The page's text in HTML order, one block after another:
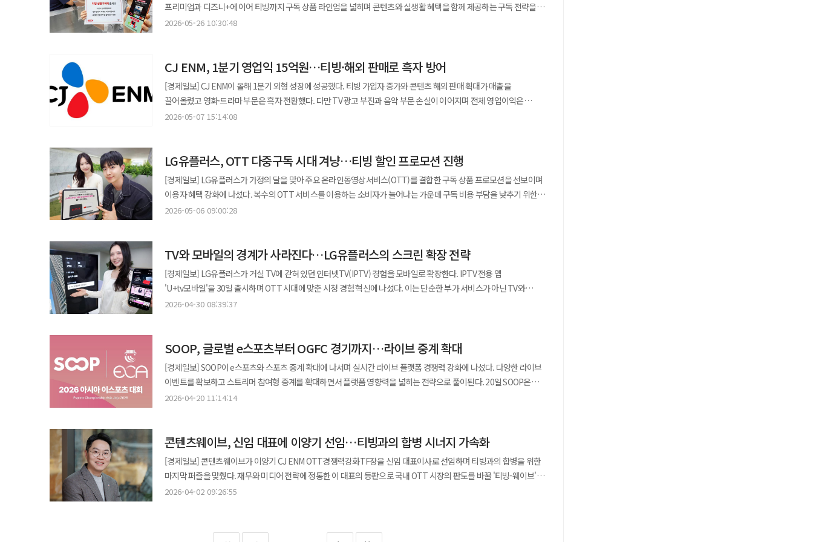
된다. ◆ 티빙은 전수 통지, 제휴사는 공동 대응체계 마련해야 티빙은 현재 별도 조회 페이지를 통해 이용자가 자신의
유출 여부와 항목을 확인하도록 하고 있다. 홈 화면에는 비밀번호 변경 안내도 게시했다. 다음 단계는 가입 경로별 피해
원인이 접근키나 인증정보 관리 문제로 드러날 경우 개발 코드와 외부 저장소에 대한 비밀정보 탐지 체계도 전면
재정비해야 한다. KT와 네이버, 카카오 등 제휴사도 티빙의 안내에만 맡기기보다 자체 고객 채널을 통해 유출 조회
방법과 피싱 예방 수칙을 전달할 필요가 있다. 향후 제휴 계약에는 △보안 수준 사전 심사 △최소한의 정보만 수집 △
제휴 종료 시 정보 파기 △사고 즉시 제휴사에 통보 △공동 이용자 안내와 피해 구제 절차를 명시하는 방안이 요구된다.
한다. 이정헌 의원은 “개인정보 유출의 직접적인 당사자가 아니더라도 제휴 서비스를 제공하거나 연계한 기업 역시 고객
보호와 안내 책임에서 자유로울 수 없다”며 “정부가 제휴 기업의 책임을 포함한 제도 개선 방안을 마련해야 한다”고
말했다.
고객의 다양한 외환 수요를 반영해 서비스를 지속적으로 고도화하겠다"고 말했다.
옮겨가고 있음을 보여준다. 초기에는 직원 개인이 챗봇으로 문서를 쓰거나 자료를 찾는 수준이었다면 이제는 기업이
보안과 권한 관리, 내부 시스템 연동, 업무 프로세스 재설계까지 포함해 AI를 공식 업무 플랫폼으로 들여오는 단계다.
삼성전자의 이번 도입은 상징성이 크다. 삼성은 오픈AI의 AI 인프라 수요를 뒷받침하는 메모리 공급 파트너이면서
동시에 오픈AI 도구를 사내 업무 혁신에 적용하는 대형 고객이 됐다. 공급자이자 사용자로서 AI 생태계 양쪽에 서게 된
셈이다. AI 경쟁은 모델 성능만의 싸움이 아니다. 누가 AI를 조직 안에 안전하게 넣고 실제 업무 성과로 연결하느냐가
실제로 얼마나 바꾸느냐에서 갈릴 것이다.
못했으며 그 책임은 전적으로 티빙에 있다”고 사과했다. 정부 조사도 본격화됐다. 과학기술정보통신부와
한국인터넷진흥원은 이번 사고를 대규모 정보 유출 및 추가 피해 가능성이 있는 중대한 침해사고로 보고
법적 대응도 시작됐다. 법무법인 지향은 티빙 개인정보 유출 피해 이용자 1051명을 대리해 서울중앙지법에 손해배상
청구 소송을 제기했다. 청구액은 1인당 30만원이다. 지향 측은 유출 정보의 종류와 2차 피해 위험을 고려할 때 정신적
피해가 크고 향후 조사 과정에서 추가 피해가 확인되면 청구액 확대도 검토할 수 있다는 입장이다. 법무법인 세담도 별도
카카오 등 외부 계정으로 가입한 이용자도 많다. 편의성을 높였던 통합 로그인과 계정 연동이 사고 발생 이후에는
비밀번호 변경, 계정 잠금, 본인인증 등 복잡한 대응 절차로 이어지고 있다. 한편 업계에선 정확한 피해 규모와 보상안,
재발 방지 대책에 쏠린다. 일부 보도에서는 유출 대상이 대규모에 이를 가능성이 제기됐지만 현재 공개자료 기준으로
최종 피해 규모는 정부 조사 결과를 지켜봐야 한다. 티빙이 보상안과 추가 조치를 내놓겠다고 밝힌 만큼 실제 이용자
보호책의 수준도 향후 쟁점이 될 전망이다.
완료했으며 이용자 피해 구제를 위한 전담 고객센터 운영 및 지원 절차를 마련"이라고 밝혔다. 티빙은 사고 인지 직후
공격에 사용된 IP를 차단하고 클라우드 접근 통제 정책을 변경하는 등 긴급 대응에 나선 것으로 알려졌다. 또한
동일한 계정 정보를 사용하는 다른 서비스의 비밀번호를 변경할 것을 권고했다. 이번 사고는 국내 주요 온라인
플랫폼에서 또다시 개인정보 유출 사고가 발생했다는 점에서 주목된다. 특히 이름과 생년월일, 휴대전화 번호 등
개인정보가 포함된 만큼 향후 스미싱과 피싱 등 2차 범죄 악용 가능성도 제기된다. 이에 업계에서는 정확한 유출 규모와
공격 경로, 실제 외부 유출 여부 등에 대한 추가 조사가 필요하다는 지적이 나오고 있다. 개인정보보호위원회와
말했다.
프리미엄과 디즈니+에 이어 티빙까지 구독 상품 라인업을 넓히며 콘텐츠와 실생활 혜택을 함께 제공하는 구독 전략을
강화했다. KT는 26일 티빙 이용권과 GS25·다이소·올리브영 등 생활 쿠폰 혜택을 묶은 티빙 생활구독팩을 선보인다고
티빙 스탠다드 생활구독팩, 티빙 프리미엄 생활구독팩 3종으로 구성됐다. KT구독가는 각각 1만1500원, 1만5500원,
1만9000원이다. 정상가 대비 2000원 할인된 가격이다. KT는 출시를 기념해 오는 12월31일까지 추가 할인 프로모션을
진행한다. 프로모션 기간에는 생활구독팩 3종을 KT구독가보다 2000원 더 할인된 가격으로 이용할 수 있다.
6월30일까지 KT 공식 홈페이지와 앱을 통해 신규 가입한 고객에게는 네이버페이 포인트 2000원권도 제공한다. KT
홍대 애드샵 플러스와 광화문 온맞이점 매장 가입 고객에게는 티빙 신규 콘텐츠 ‘취사병 전설이 되다’ 관련 굿즈를 한정
일상에서 바로 쓸 수 있는 혜택에 민감하게 반응하고 있다. KT가 티빙에 생활 쿠폰을 결합한 것도 구독 상품의 체감
가치를 높이기 위한 전략으로 풀이된다. 통신업계 전반에서도 OTT와 생활 혜택을 묶는 경쟁이 이어지고 있다.
SK텔레콤도 구독 서비스 플랫폼 ‘T 우주’에서 유튜브 프리미엄 라이트 상품을 선보이는 등 통신사들이 콘텐츠 구독
상품을 고객 락인 수단으로 활용하는 흐름이 뚜렷해지고 있다. KT는 이번 티빙 생활구독팩을 통해 기존 유튜브
콘텐츠 이용 경험과 생활 혜택을 결합해 고객 만족도를 높인 상품”이라며 “앞으로도 다양한 제휴와 차별화된 혜택을
기반으로 고객 일상에 실질적인 가치를 제공하는 구독 서비스를 지속 확대하겠다”고 말했다.
2026-05-26 10:30:48
CJ ENM, 1분기 영업익 15억원…티빙·해외 판매로 흑자 방어
[경제일보] CJ ENM이 올해 1분기 외형 성장에 성공했다. 티빙 가입자 증가와 콘텐츠 해외 판매 확대가 매출을
끌어올렸고 영화·드라마 부문은 흑자 전환했다. 다만 TV 광고 부진과 음악 부문 손실이 이어지며 전체 영업이익은
15억원에 머물렀다. CJ ENM은 2026년 1분기 연결 기준 영업이익이 15억원으로 전년 동기 대비 107.2% 증가했다고
동기 대비 44.8% 증가했다. 영업이익은 80억원으로 흑자 전환했다. 글로벌 시장에서 프리미엄 콘텐츠 제작과 유통이
확대되고 예능·음악 콘텐츠 해외 판매가 수익성 개선에 기여했다. 미디어플랫폼 부문 매출은 3268억원으로 11.6%
늘었다. 티빙 성장세가 매출 확대를 이끌었다. 다만 경기 침체에 따른 광고 수요 위축으로 TV 광고 매출이 감소하며
영업손실 212억원을 기록했다. 티빙은 제휴 확대와 독점 콘텐츠 흥행 효과를 봤다. SSG 롯데카드 등 제휴 상품 확대로
가입자는 1년 사이 37.3% 증가했다. 독점 콘텐츠와 WBC 흥행에 힘입어 티빙 광고 매출도 전년 동기 대비 35.3%
아티스트 활동과 콘텐츠 투자 부담이 이어지며 수익성 개선은 제한적이었다. 커머스 부문 매출은 3785억원으로 4.5%
증가했다. 영업이익은 239억원으로 7.6% 감소했다. 콘텐츠 커머스 확장과 팬덤 IP 강화 모바일 라이브 커머스 성장으로
매출은 늘었지만 콘텐츠 제작과 AI 고도화 등 모바일 경쟁력 강화를 위한 투자가 이익률에 부담으로 작용했다. 이번
실적은 CJ ENM의 사업 구조가 전환 국면에 있음을 보여준다. 전통적인 TV 광고 의존도는 낮아지고 OTT 해외 유통
전략이 본격화된다. CJ ENM은 로컬 플랫폼 파트너십 강화와 해외 공동 제작 기반 마련 앵커 IP 중심 광고 경쟁력 강화
글로벌 아티스트 활동 확대 커머스 IP 유니버스 확장에 집중할 계획이다. 영화·드라마 부문은 미주 유럽 아시아 판매를
강화하고 인도 중동 등 신규 시장 유통도 확대한다. 향후 관건은 콘텐츠 투자 효율이다. CJ ENM은 지난달 제작비 5억원
시현했다”며 “2분기에는 부문별 사업 체질 개선 플랫폼 경쟁력 강화를 통한 유통 성과 극대화 글로벌 아티스트 활동
확대를 통해 수익성을 회복하는 데 집중하겠다”고 말했다.
2026-05-07 15:14:08
LG유플러스, OTT 다중구독 시대 겨냥…티빙 할인 프로모션 진행
[경제일보] LG유플러스가 가정의 달을 맞아 주요 온라인동영상서비스(OTT)를 결합한 구독 상품 프로모션을 선보이며
이용자 혜택 강화에 나섰다. 복수의 OTT 서비스를 이용하는 소비자가 늘어나는 가운데 구독 비용 부담을 낮추기 위한
구성으로 풀이된다. 6일 LG유플러스는 자사 구독 플랫폼 '유독'을 통해 넷플릭스와 유튜브 프리미엄을 결합한
구성됐다. 현재 40여개 이상의 브랜드가 입점해 있으며 이용자는 필요에 따라 다양한 상품을 선택해 구독할 수 있다.
통신 서비스와 콘텐츠 소비를 결합한 형태로 다양한 제휴 상품을 통해 이용자의 체류 시간과 서비스 이용 범위를
확대하는 구조다. 이번 프로모션은 유독에서 더블스트리밍 연간권에 새로 가입하는 고객에게 티빙 할인 쿠폰을
12개월간 제공하는 것이 특징이다. 하나의 상품으로 넷플릭스, 유튜브 프리미엄, 티빙 등 주요 OTT 3종의 이용 혜택을
함께 제공하며 내달 30일까지 프로모션을 진행한다. 복수의 OTT를 개별적으로 구독할 때보다 비용 부담을 낮추면서도
이용할 수 있다. 콘텐츠 소비가 다양화되면서 하나의 플랫폼만으로는 이용자 수요를 충족하기 어려워졌고 이에 여러
서비스를 함께 구독하는 사례가 일반화되고 있다. 특히 영화, 드라마, 예능, 크리에이터 콘텐츠, 스포츠 중계 등 콘텐츠
유형이 세분화되면서 이용자들은 목적에 따라 복수의 플랫폼을 선택하는 경향이 뚜렷해지고 있다. 개별 구독료가
누적되면서 비용 부담이 커지는 만큼 할인이나 결합 상품을 통한 이용 수요도 함께 증가한 것으로 분석된다. 미국 소비자
프리미엄 요금제, 가족 결합형 상품 등 다양한 선택지를 통해 구독자 확보 경쟁이 이어지고 있다. 국내 역시 유사한
흐름이 나타나면서 결합 상품과 프로모션 중심의 경쟁이 점차 확대되고 있는 것으로 분석된다. LG유플러스는 해당 결합
상품을 통해 가입자 유지와 서비스 이용 확대를 목표하는 것으로 풀이된다. 콘텐츠 이용을 통신 서비스와 연결해 고객
2026-05-06 09:00:28
TV와 모바일의 경계가 사라진다…LG유플러스의 스크린 확장 전략
[경제일보] LG유플러스가 거실 TV에 갇혀 있던 인터넷TV(IPTV) 경험을 모바일로 확장한다. IPTV 전용 앱
'U+tv모바일'을 30일 출시하며 OTT 시대에 맞춘 시청 경험 혁신에 나섰다. 이는 단순한 부가 서비스가 아닌 TV와
모바일의 경계를 허물어 이용자를 자사 생태계에 묶어두려는 통신사의 전략적 승부수다. 이번에 새롭게 선보인
이어보거나 반대로 TV에서 보던 영상을 밖에서 이어보는 심리스(Seamless) 시청 환경을 구현했다. 이번 앱 출시는
미디어 소비 행태의 근본적인 변화에 대응하기 위한 필연적 선택이다. 넷플릭스나 티빙 같은 온라인동영상서비스(OTT)
가 N스크린 환경을 기본으로 제공하면서 IPTV 이용자들의 눈높이도 달라졌다. 경쟁사인 KT와 SK브로드밴드 역시
모바일 연동 서비스를 통해 이용자 이탈을 방어하고 있다. LG유플러스의 이번 행보는 다소 늦었지만 시장의 표준이 된
모바일 연동성을 강화해 경쟁의 대열에 합류하겠다는 의지로 읽힌다. LG유플러스는 기존 'U+모바일tv' 서비스를 5월 말
깔려있다. 실물 리모컨 없이 스마트폰으로 IPTV를 제어하는 기능은 이용자 편의성을 높이는 동시에 U+tv 플랫폼에 대한
의존도를 높이는 효과를 낳는다. 정진이 LG유플러스 홈/미디어프로덕트트라이브 담당은 "U+tv모바일은 단순히
IPTV를 모바일로 옮긴 서비스가 아니다"라며 "콘텐츠 탐색부터 시청 관리까지 하나의 흐름으로 연결했다"고 밝혔다.
통신사들의 미디어 경쟁은 이제 누가 더 많은 콘텐츠를 가졌느냐를 넘어 얼마나 끊김 없는 시청 경험을 제공하느냐의
2026-04-30 08:39:37
SOOP, 글로벌 e스포츠부터 OGFC 경기까지…라이브 중계 확대
[경제일보] SOOP이 e스포츠와 스포츠 중계 확대에 나서며 실시간 라이브 플랫폼 경쟁력 강화에 나섰다. 다양한 라이브
이벤트를 확보하고 스트리머 참여형 중계를 확대하면서 플랫폼 영향력을 넓히는 전략으로 풀이된다. 20일 SOOP은
경남 진주시 진주실내체육관에서 오는 25일부터 26일까지 열리는 '2026 아시아 이스포츠' 대회의 국내·글로벌 방송
지난해부터 아시아권으로 확대됐다. 올해는 한국을 비롯해 중국, 일본, 베트남, 태국, 필리핀, 몽골 등 7개국이 참가하며
약 150여명의 선수단이 출전한다. 종목은 '배틀그라운드 모바일', '이터널 리턴', '스트리트파이터6', '이풋볼 시리즈',
'킹오브파이터즈XV', '철권8', '스테핀' 등 총 7개다. SOOP은 이번 대회에서 개막식부터 폐막식까지 전 경기를 제작하고
플랫폼을 통해 생중계할 계획이다. 또한 플랫폼 내 드롭스 이벤트와 승부 예측, 순위 맞히기 등 참여형 콘텐츠도 함께
운영한다. 단순 중계를 넘어 플랫폼 이용자 참여를 확대하는 방식이다. SOOP은 e스포츠뿐 아니라 스포츠 라이브 중계
2026-04-20 11:14:14
콘텐츠웨이브, 신임 대표에 이양기 선임…티빙과의 합병 시너지 가속화
[경제일보] 콘텐츠웨이브가 이양기 CJ ENM OTT경쟁력강화TF장을 신임 대표이사로 선임하며 티빙과의 합병을 위한
마지막 퍼즐을 맞췄다. 재무와 미디어 전략에 정통한 이 대표의 등판으로 국내 OTT 시장의 판도를 바꿀 '티빙-웨이브'
통합 법인 출범이 가시권에 들어왔다는 평가가 나온다. 콘텐츠웨이브는 1일 이사회를 열고 이양기 신임 대표를 최종
콘텐츠 전략을 동시에 조율할 수 있는 최적의 적임자라는 평가가 지배적이다. 이 대표는 부임 전부터 웨이브와 티빙의
2026-04-02 09:26:55